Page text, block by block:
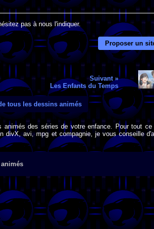
pas à nous l'indiquer.
Proposer un
Suivant »
Les Enfants du Temps
tous les dessins animés
des séries de votre enfance. Pour tout ce
divX, avi, mpg et compagnie, je vous conseille